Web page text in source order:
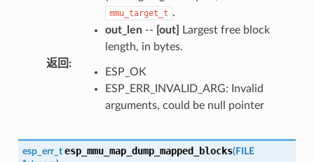
mmu_target_t .
out_len-- [out]
Largest free block
length, in bytes.
返回:
ESP_OK
ESP_ERR_INVALID_ARG: Invalid
arguments, could be null pointer
esp_err_t esp_mmu_map_dump_mapped_blocks(FILE